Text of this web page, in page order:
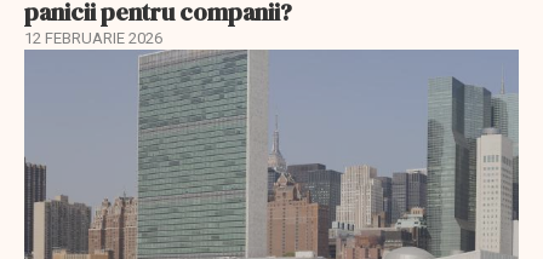
panicii pentru companii?
12 FEBRUARIE 2026